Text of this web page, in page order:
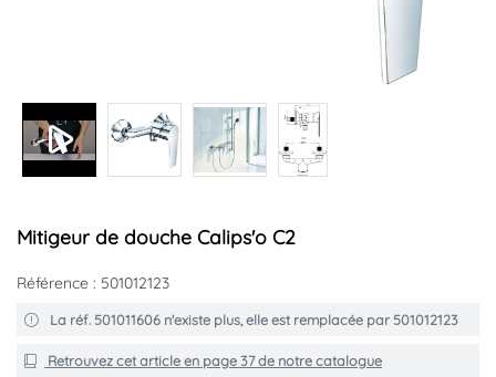
+2
Mitigeur de douche Calips'o C2
Référence : 501012123
La réf. 501011606 n'existe plus, elle est remplacée par 501012123
Retrouvez cet article en page 37de notre catalogue